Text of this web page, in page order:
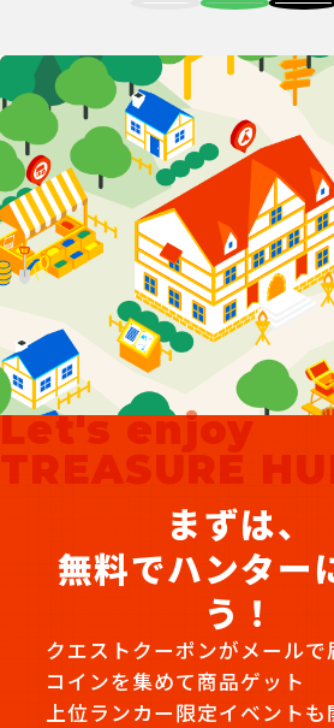
Let's enjoy
TREASURE
まずは、
無料でハンター
う！
クエストクーポンがメールで
コインを集めて商品ゲット
上位ランカー限定イベントも